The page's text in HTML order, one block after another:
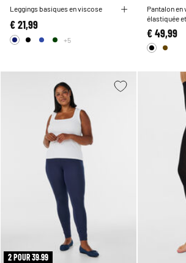
Leggings basiques en viscose
€ 21,99
+5
Pantalon
élastiquée
€ 49,99
2 POUR 39.99